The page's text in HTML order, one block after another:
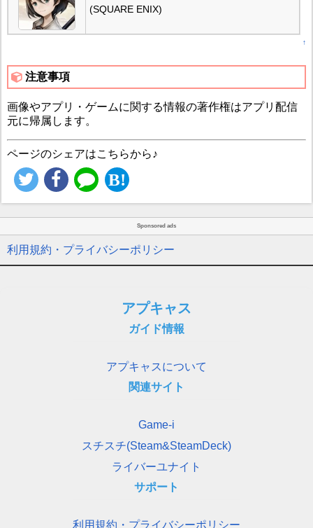
(SQUARE ENIX)
↑
注意事項
画像やアプリ・ゲームに関する情報の著作権はアプリ配信
元に帰属します。
ページのシェアはこちらから♪
Sponsored ads
利用規約・プライバシーポリシー
アプキャス
ガイド情報
アプキャスについて
関連サイト
Game-i
スチスチ(Steam&SteamDeck)
ライバーユナイト
サポート
利用規約・プライバシーポリシー